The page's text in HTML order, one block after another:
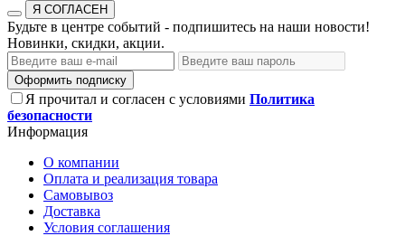
Я СОГЛАСЕН
Будьте в центре событий - подпишитесь на наши новости!
Новинки, скидки, акции.
Оформить подписку
Я прочитал и согласен с условиями Политика
безопасности
Информация
О компании
Оплата и реализация товара
Самовывоз
Доставка
Условия соглашения